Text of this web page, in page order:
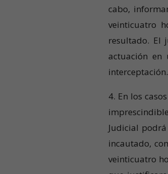
cabo,
veinticuatro
resultado. El
actuación
interceptación.
4. En los
Judicial
incautado,
veinticuatro